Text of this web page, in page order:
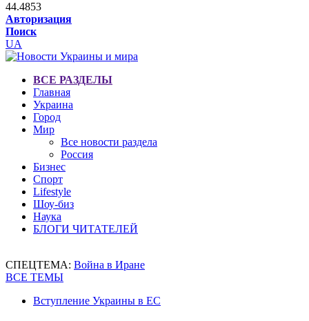
44.4853
Авторизация
Поиск
UA
ВСЕ РАЗДЕЛЫ
Главная
Украина
Город
Мир
Все новости раздела
Россия
Бизнес
Спорт
Lifestyle
Шоу-биз
Наука
БЛОГИ ЧИТАТЕЛЕЙ
СПЕЦТЕМА: Война в Иране
ВСЕ ТЕМЫ
Вступление Украины в ЕС